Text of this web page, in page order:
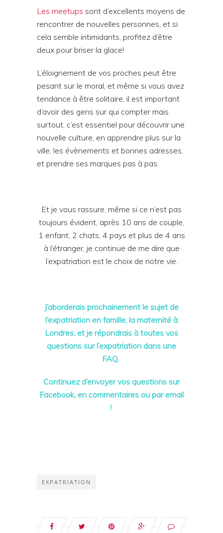
Les meetups sont d’excellents moyens de
rencontrer de nouvelles personnes, et si
cela semble intimidants, profitez d’être
deux pour briser la glace!
L’éloignement de vos proches peut être
pesant sur le moral, et même si vous avez
tendance à être solitaire, il est important
d’avoir des gens sur qui compter mais
surtout, c’est essentiel pour découvrir une
nouvelle culture, en apprendre plus sur la
ville, les évènements et bonnes adresses,
et prendre ses marques pas à pas.
Et je vous rassure, même si ce n’est pas
toujours évident, après 10 ans de couple,
1 enfant, 2 chats, 4 pays et plus de 4 ans
à l’étranger, je continue de me dire que
l’expatriation est le choix de notre vie.
J’aborderais prochainement le sujet de
l’expatriation en famille, la maternité à
Londres, et je répondrais à toutes vos
questions sur l’expatriation dans une
FAQ.
Continuez d’envoyer vos questions sur
Facebook, en commentaires ou par email
!
EXPATRIATION